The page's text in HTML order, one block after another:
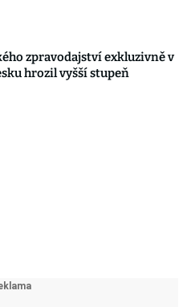
zpravodajství exkluzivně v
hrozil vyšší stupeň